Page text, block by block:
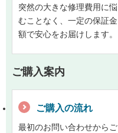
突然の大きな修理費用に悩
むことなく、一定の保証金
額で安心をお届けします。
ご購入案内
ご購入の流れ
最初のお問い合わせからご